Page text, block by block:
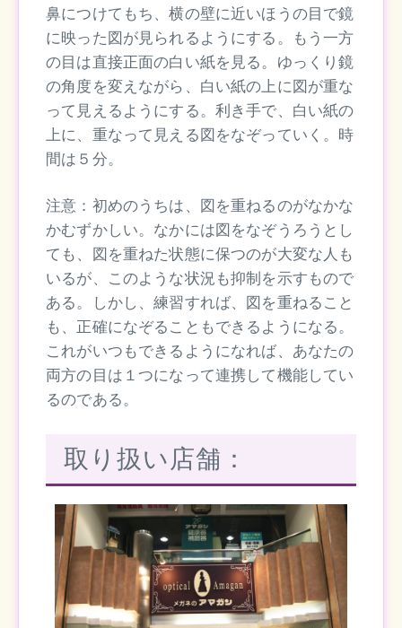
鼻につけてもち、横の壁に近いほうの目で鏡
に映った図が見られるようにする。もう一方
の目は直接正面の白い紙を見る。ゆっくり鏡
の角度を変えながら、白い紙の上に図が重な
って見えるようにする。利き手で、白い紙の
上に、重なって見える図をなぞっていく。時
間は５分。
注意：初めのうちは、図を重ねるのがなかな
かむずかしい。なかには図をなぞうろうとし
ても、図を重ねた状態に保つのが大変な人も
いるが、このような状況も抑制を示すもので
ある。しかし、練習すれば、図を重ねること
も、正確になぞることもできるようになる。
これがいつもできるようになれば、あなたの
両方の目は１つになって連携して機能してい
るのである。
取り扱い店舗：